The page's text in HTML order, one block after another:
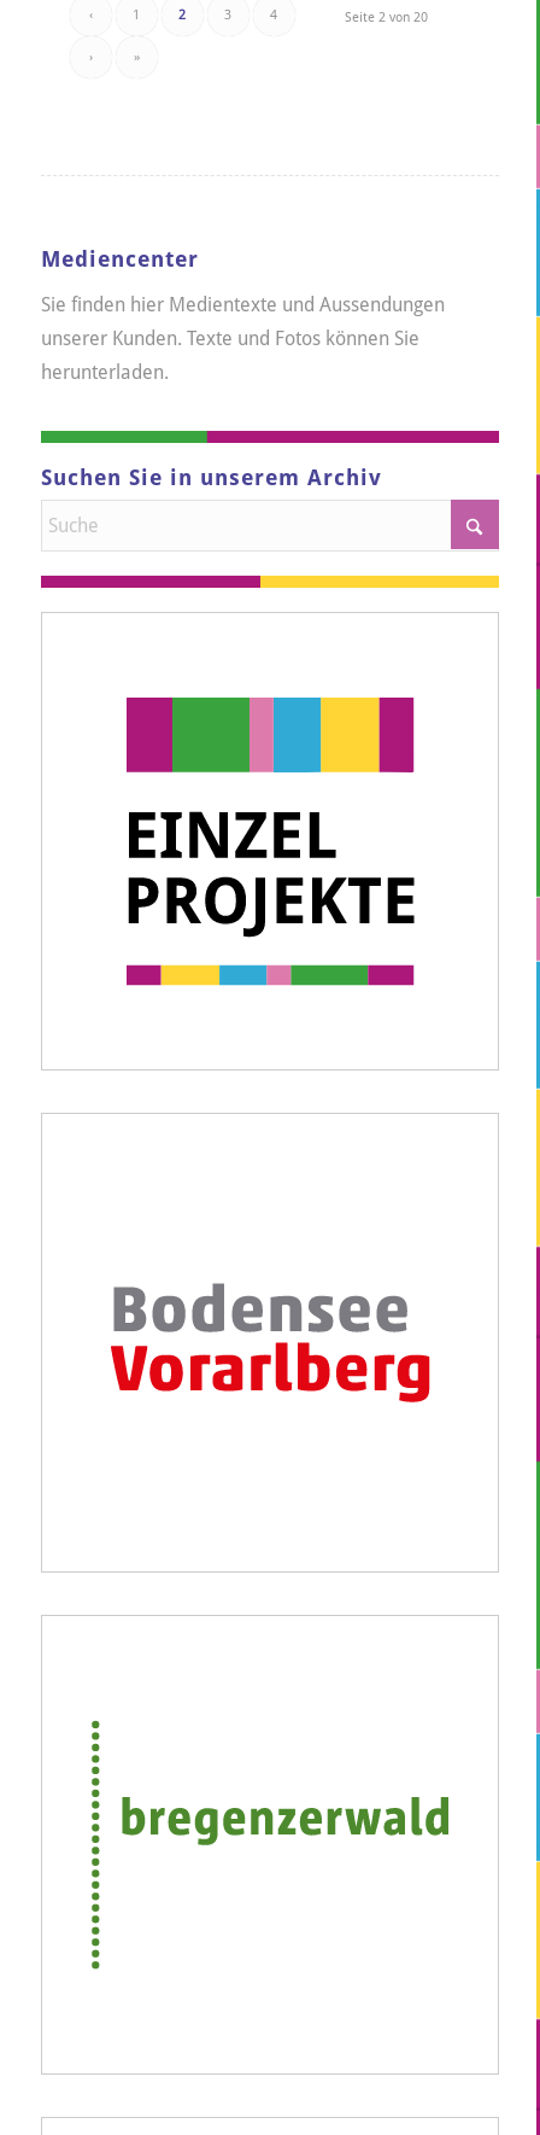
Seite 2 von 20
‹ 1 2 3 4
› »
Mediencenter
Sie finden hier Medientexte und Aussendungen
unserer Kunden. Texte und Fotos können Sie
herunterladen.
Suchen Sie in unserem Archiv